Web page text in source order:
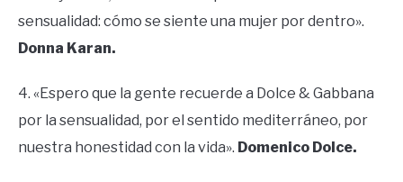
sensualidad: cómo se siente una mujer por dentro».
Donna Karan.
4. «Espero que la gente recuerde a Dolce & Gabbana
por la sensualidad, por el sentido mediterráneo, por
nuestra honestidad con la vida». Domenico Dolce.